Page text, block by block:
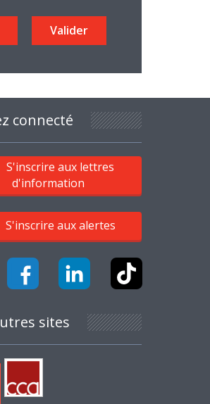
connecté
S'inscrire aux lettres
d'information
S'inscrire aux alertes
sites